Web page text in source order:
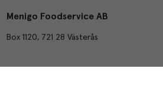
Menigo Foodservice AB
Box 1120, 721 28 Västerås